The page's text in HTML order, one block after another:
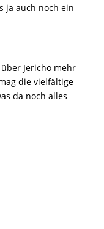
ja auch noch ein
Jericho mehr
die vielfältige
da noch alles